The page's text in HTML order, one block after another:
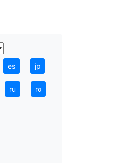
es jp
ru ro